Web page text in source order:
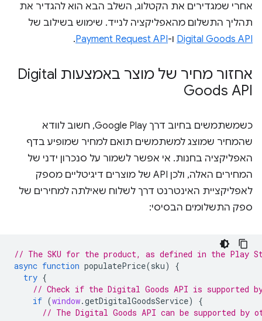
אחרי שמגדירים את הקטלוג, השלב הבא הוא להגדיר את
תהליך התשלום מהאפליקציה לנייד. שימוש בשילוב של
Digital Goods API ו-Payment Request API
.
אחזור מחיר של מוצר באמצעות Digital
Goods API
כשמשתמשים בחיוב דרך Google Play, חשוב לוודא
שהמחיר שמוצג למשתמשים תואם למחיר שמופיע בדף
האפליקציה בחנות. אי אפשר לשמור על סנכרון ידני של
המחירים האלה, ולכן API של מוצרים דיגיטליים מספק
לאפליקציית האינטרנט דרך לשלוח שאילתה למחירים של
ספק התשלומים הבסיסי:
// The SKU for the product, as defined in the Play
async function populatePrice(sku)
{
try {
// Check if the Digital Goods API is supported
if (window.getDigitalGoodsService)
{
// The Digital Goods API can be supported by